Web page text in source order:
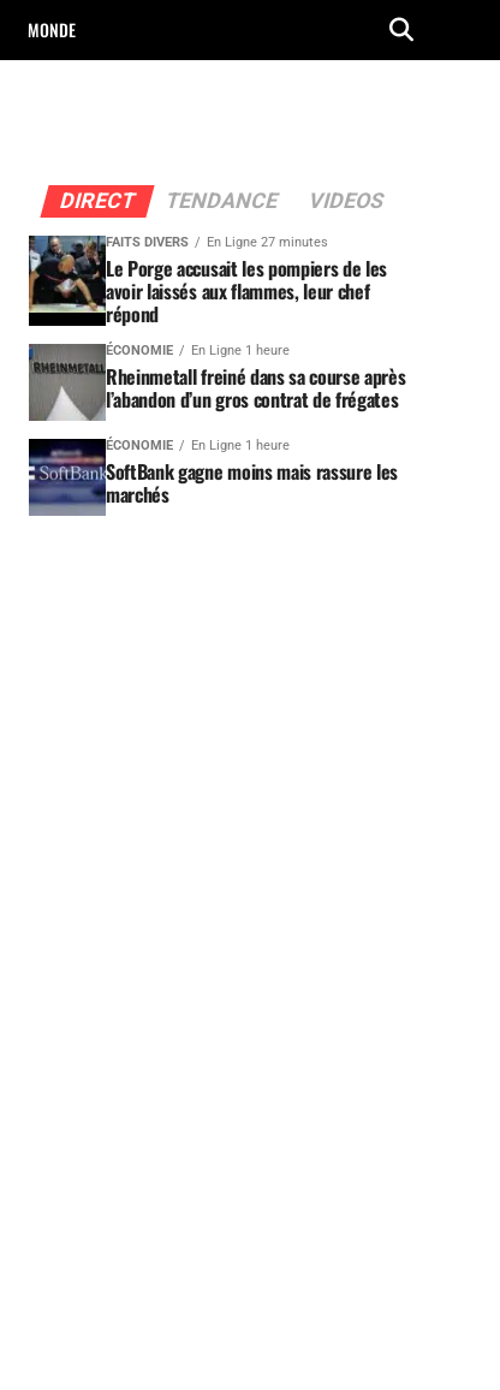
MONDE
DIRECT TENDANCE VIDEOS
FAITS DIVERS En Ligne 27 minutes
Le Porge accusait les pompiers de les
avoir laissés aux flammes, leur chef
répond
ÉCONOMIE En Ligne 1 heure
Rheinmetall freiné dans sa course après
l’abandon d’un gros contrat de frégates
ÉCONOMIE En Ligne 1 heure
SoftBank gagne moins mais rassure les
marchés